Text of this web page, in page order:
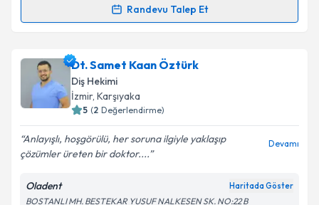
Randevu Talep Et
Randevu Takvimi Talebi
Prof. Dr. Övül Kümbüloğluiçin randevu takvimi
talebi oluşturun. Size bu uzmandan randevu almanız
için bir takvim hazırlandığında e-posta ile
bilgilendireceğiz.
E-posta Adresiniz
Dt. Samet Kaan Öztürk
Diş Hekimi
İzmir, Karşıyaka
5 (2 Değerlendirme)
Anlayışlı, hoşgörülü, her soruna ilgiyle yaklaşıp
çözümler üreten bir doktor....
Devamı
Oladent Haritada Göster
BOSTANLI MH. BESTEKAR YUSUF NALKESEN SK. NO:22 B